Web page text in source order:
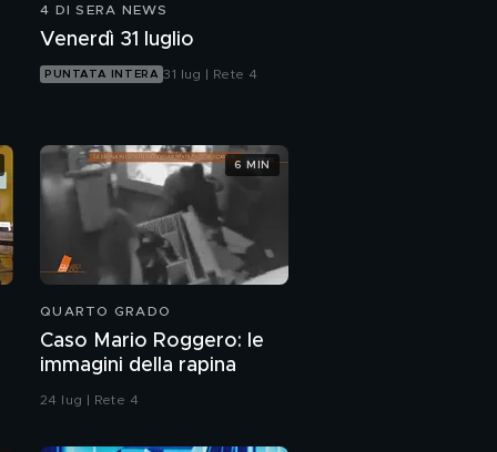
4 DI SERA NEWS
Venerdì 31 luglio
PUNTATA INTERA 31 lug | Rete 4
QUARTO GRADO
Caso Mario Roggero: le
immagini della rapina
24 lug | Rete 4
6 MIN